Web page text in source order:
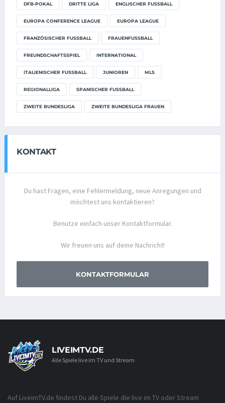
DFB-POKAL DRITTE LIGA ENGLISCHER FUSSBALL
EUROPA CONFERENCE LEAGUE EUROPA LEAGUE
FRANZÖSISCHER FUSSBALL FRAUENFUSSBALL
FREUNDSCHAFTSSPIEL INTERNATIONAL
ITALIENISCHER FUSSBALL JUNIOREN MLS
REGIONALLIGA SPANISCHER FUSSBALL
ZWEITE BUNDESLIGA ZWEITE BUNDESLIGA FRAUEN
KONTAKT
Du hast Fragen, eine Fehlermeldung, neue Anregungen und
möchtest uns kontaktieren?
Benutze einfach unser Kontaktformular.
Wir freuen uns auf deine Nachricht!
KONTAKTFORMULAR
LIVEIMTV.DE
Alle Spiele live im TV und Stream
Auf LiveimTV.de findest Du alle Spiele die live im TV oder Stream